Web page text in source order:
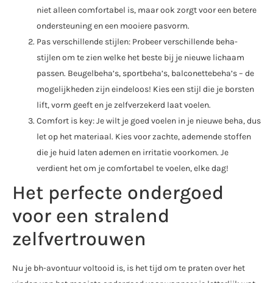
niet alleen comfortabel is, maar ook zorgt voor een betere
ondersteuning en een mooiere pasvorm.
Pas verschillende stijlen: Probeer verschillende beha-
stijlen om te zien welke het beste bij je nieuwe lichaam
passen. Beugelbeha’s, sportbeha’s, balconettebeha’s – de
mogelijkheden zijn eindeloos! Kies een stijl die je borsten
lift, vorm geeft en je zelfverzekerd laat voelen.
Comfort is key: Je wilt je goed voelen in je nieuwe beha, dus
let op het materiaal. Kies voor zachte, ademende stoffen
die je huid laten ademen en irritatie voorkomen. Je
verdient het om je comfortabel te voelen, elke dag!
Het perfecte ondergoed
voor een stralend
zelfvertrouwen
Nu je bh-avontuur voltooid is, is het tijd om te praten over het